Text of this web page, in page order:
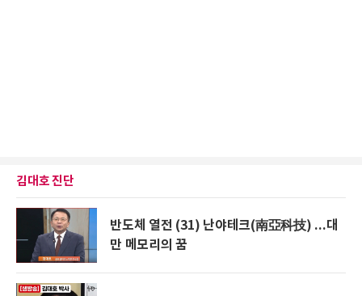
김대호 진단
반도체 열전 (31) 난야테크(南亞科技) ...대
만 메모리의 꿈